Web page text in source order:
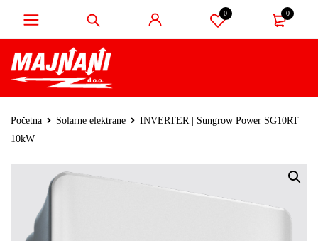
0 0
Početna Solarne elektrane
INVERTER | Sungrow Power SG10RT
10kW